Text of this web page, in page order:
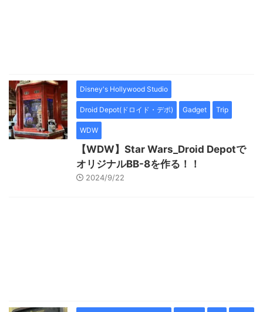
Disney's Hollywood Studio
Droid Depot(ドロイド・デポ) Gadget Trip
WDW
【WDW】Star Wars_Droid Depotで
オリジナルBB-8を作る！！
2024/9/22